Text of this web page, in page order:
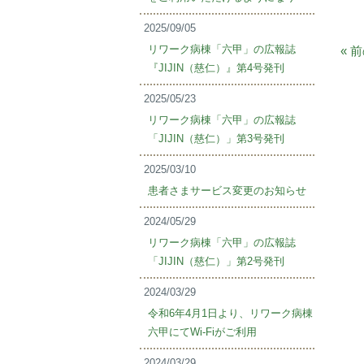
«
2025/09/05
リワーク病棟「六甲」の広報誌
『JIJIN（慈仁）』第4号発刊
2025/05/23
リワーク病棟「六甲」の広報誌
「JIJIN（慈仁）」第3号発刊
2025/03/10
患者さまサービス変更のお知らせ
2024/05/29
リワーク病棟「六甲」の広報誌
「JIJIN（慈仁）」第2号発刊
2024/03/29
令和6年4月1日より、リワーク病棟
六甲にてWi-Fiがご利用